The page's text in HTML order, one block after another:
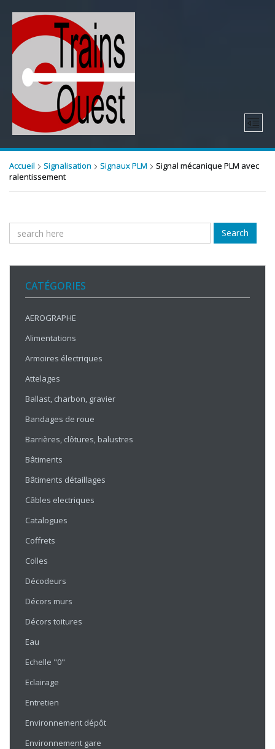
Accueil Signalisation Signaux PLM
Signal mécanique PLM avec
ralentissement
Search
CATÉGORIES
AEROGRAPHE
Alimentations
Armoires électriques
Attelages
Ballast, charbon, gravier
Bandages de roue
Barrières, clôtures, balustres
Bâtiments
Bâtiments détaillages
Câbles electriques
Catalogues
Coffrets
Colles
Décodeurs
Décors murs
Décors toitures
Eau
Echelle "0"
Eclairage
Entretien
Environnement dépôt
Environnement gare